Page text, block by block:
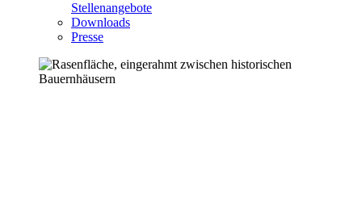
Stellenangebote
Downloads
Presse